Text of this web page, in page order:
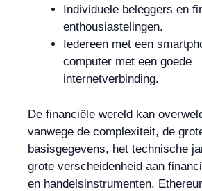
Individuele beleggers en
enthousiastelingen.
Iedereen met een
computer met een goede
internetverbinding.
De financiële wereld kan
vanwege de complexiteit, de
basisgegevens, het technische
grote verscheidenheid aan
en handelsinstrumenten.